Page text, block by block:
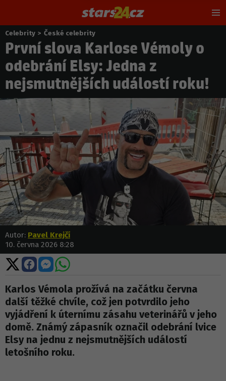
Nacházíte
se
zde:
Celebrity > České celebrity
První slova Karlose Vémoly o
odebrání Elsy: Jedna z
nejsmutnějších událostí roku!
Autor: Pavel Krejčí
10. června 2026 8:28
Sdílet
na
X
Sdílet
na
Facebooku
Sdílet
na
Messengeru
Sdílet
WhatsApp
Karlos Vémola prožívá na začátku června
další těžké chvíle, což jen potvrdilo jeho
vyjádření k úternímu zásahu veterinářů v jeho
domě. Známý zápasník označil odebrání lvice
Elsy na jednu z nejsmutnějších událostí
letošního roku.